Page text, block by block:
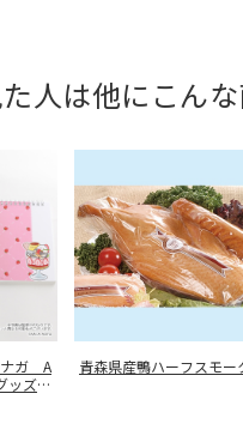
人は他にこんな
ナガ A
ッズ0
青森県産鴨ハーフスモー